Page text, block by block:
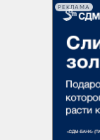
РЕКЛАМА